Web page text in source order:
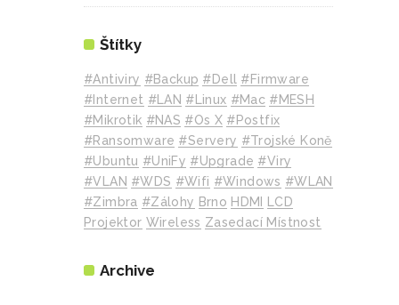
Štítky
#Antiviry #backup #Dell #Firmware
#internet #LAN #Linux #mac #MESH
#mikrotik #NAS #Os X #Postfix
#Ransomware #Servery #Trojské Koně
#Ubuntu #UniFy #Upgrade #Viry
#VLAN #WDS #wifi #Windows #WLAN
#Zimbra #zálohy Brno HDMI LCD
Projektor Wireless Zasedací Místnost
Archive